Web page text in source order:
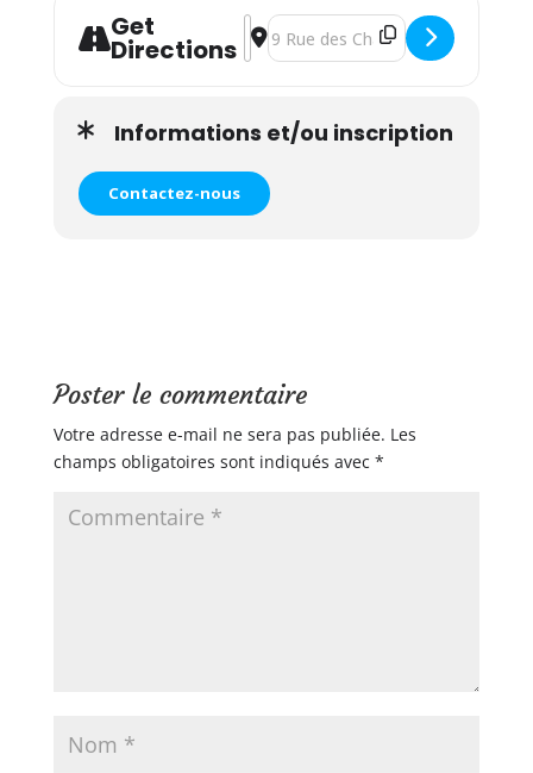
Get
Directions
Address - Atelier Portage en
Destination Address - Atelier
Informations et/ou inscription
Contactez-nous
Poster le commentaire
Votre adresse e-mail ne sera pas publiée. Les
champs obligatoires sont indiqués avec *